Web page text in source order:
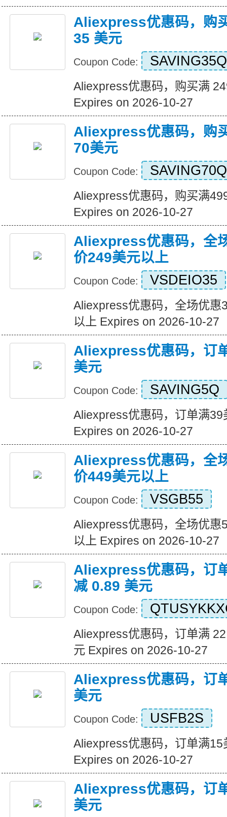
Aliexpress优惠码，购
35 美元
Coupon Code: SAVING35Q
Aliexpress优惠码，购买满
Expires on 2026-10-27
Aliexpress优惠码，购
70美元
Coupon Code: SAVING70Q
Aliexpress优惠码，购买满
Expires on 2026-10-27
Aliexpress优惠码，全
价249美元以上
Coupon Code: VSDEIO35
Aliexpress优惠码，全场优惠
以上 Expires on 2026-10-27
Aliexpress优惠码，订
美元
Coupon Code: SAVING5Q
Aliexpress优惠码，订单满39
Expires on 2026-10-27
Aliexpress优惠码，全
价449美元以上
Coupon Code: VSGB55
Aliexpress优惠码，全场优惠
以上 Expires on 2026-10-27
Aliexpress优惠码，订
减 0.89 美元
Coupon Code:
Aliexpress优惠码，订单满
元 Expires on 2026-10-27
Aliexpress优惠码，订
美元
Coupon Code: USFB2S
Aliexpress优惠码，订单满15
Expires on 2026-10-27
Aliexpress优惠码，订
美元